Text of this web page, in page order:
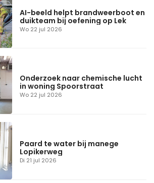
Wo 22 jul 2026
AI-beeld helpt brandweerboot en
duikteam bij oefening op Lek
Wo 22 jul 2026
Onderzoek naar chemische lucht
in woning Spoorstraat
Di 21 jul 2026
Paard te water bij manege
Lopikerweg